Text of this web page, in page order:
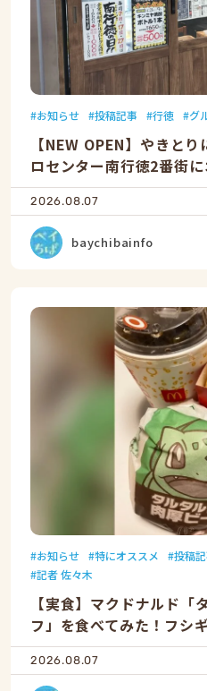
お知らせ 投稿記事 行徳 グ
【NEW OPEN】やきと
ロセンター南行徳2番街に
2026.08.07
baychibainfo
お知らせ 特にオススメ 投稿
記者 佐々木
【実食】マクドナルド「
フ」を食べてみた！フシ
2026.08.07